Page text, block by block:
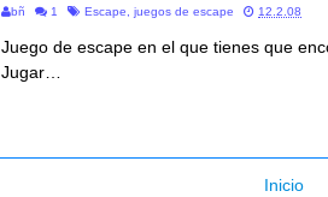
bñ 1 Escape juegos de escape 12.2.08
Juego de escape en el que tienes que
Jugar…
Inicio